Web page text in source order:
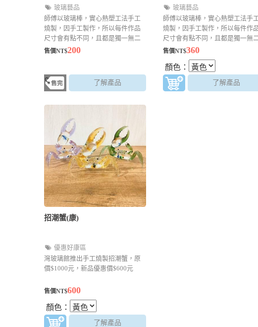
玻璃藝品
師傅以玻璃棒，實心熱塑工法手工
燒製，因手工製作，所以每件作品
尺寸會有點不同，且都是獨一無二
的創作品
售價NT$200
了解產品
玻璃藝品
師傅以玻璃棒，實心熱塑工法手
燒製，因手工製作，所以每件作
尺寸會有點不同，且都是獨一無
的創作品
售價NT$360
顏色：
了解產品
招潮蟹(康)
優惠好康區
灣玻璃館推出手工燒製招潮蟹，原
價$1000元，新品優惠價$600元
售價NT$600
顏色：
了解產品